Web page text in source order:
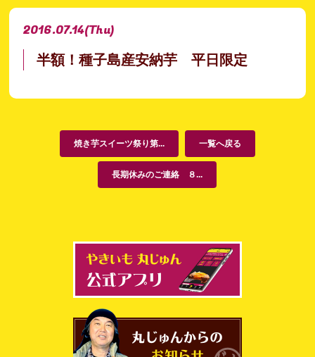
2016.07.14(Thu)
半額！種子島産安納芋 平日限定
焼き芋スイーツ祭り第... 一覧へ戻る
長期休みのご連絡 ８...